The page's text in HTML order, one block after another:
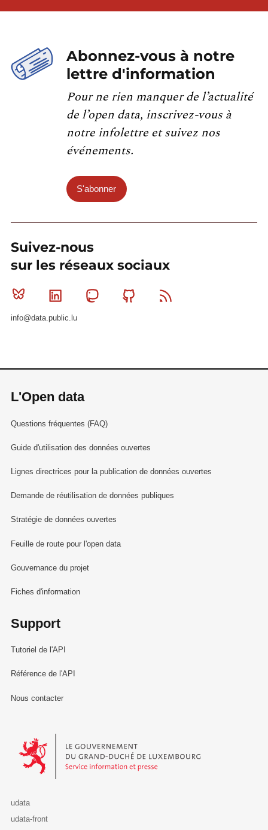
Abonnez-vous à notre
lettre d'information
Pour ne rien manquer de l’actualité
de l’open data, inscrivez-vous à
notre infolettre et suivez nos
événements.
S'abonner
Suivez-nous
sur les réseaux sociaux
Bluesky Linkedin MastodonGithub
info@data.public.lu
L'Open data
Questions fréquentes (FAQ)
Guide d'utilisation des données ouvertes
Lignes directrices pour la publication de données ouvertes
Demande de réutilisation de données publiques
Stratégie de données ouvertes
Feuille de route pour l'open data
Gouvernance du projet
Fiches d'information
Support
Tutoriel de l'API
Référence de l'API
Nous contacter
Le Gouvernement du Grand-Duché de Luxembourg - Service
udata
udata-front